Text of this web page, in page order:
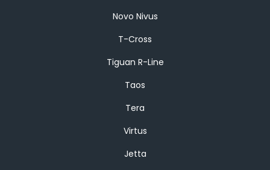
Novo Nivus
T-Cross
Tiguan R-Line
Taos
Tera
Virtus
Jetta